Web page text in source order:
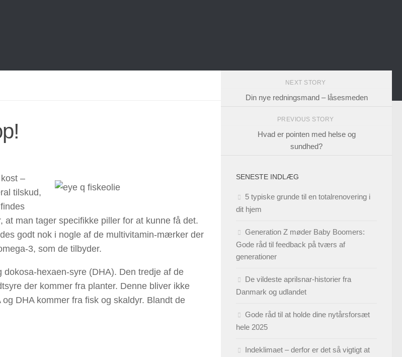
–
tilskud,
man tager specifikke piller for at kunne få det.
godt nok i nogle af de multivitamin-mærker der
3, som de tilbyder.
dokosa-hexaen-syre (DHA). Den tredje af de
der kommer fra planter. Denne bliver ikke
DHA kommer fra fisk og skaldyr. Blandt de
NEXT STORY
Din nye redningsmand – låsesmeden
PREVIOUS STORY
Hvad er pointen med helse og
sundhed?
SENESTE INDLÆG
5 typiske grunde til en totalrenovering i
dit hjem
Generation Z møder Baby Boomers:
Gode råd til feedback på tværs af
generationer
De vildeste aprilsnar-historier fra
Danmark og udlandet
Gode råd til at holde dine nytårsforsæt
hele 2025
Indeklimaet – derfor er det så vigtigt at